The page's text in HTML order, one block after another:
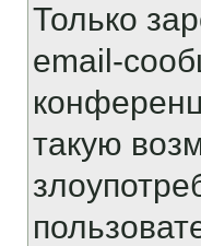
Только
email-
такую